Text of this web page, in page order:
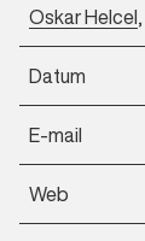
Oskar Helcel,
Datum
E-mail
Web